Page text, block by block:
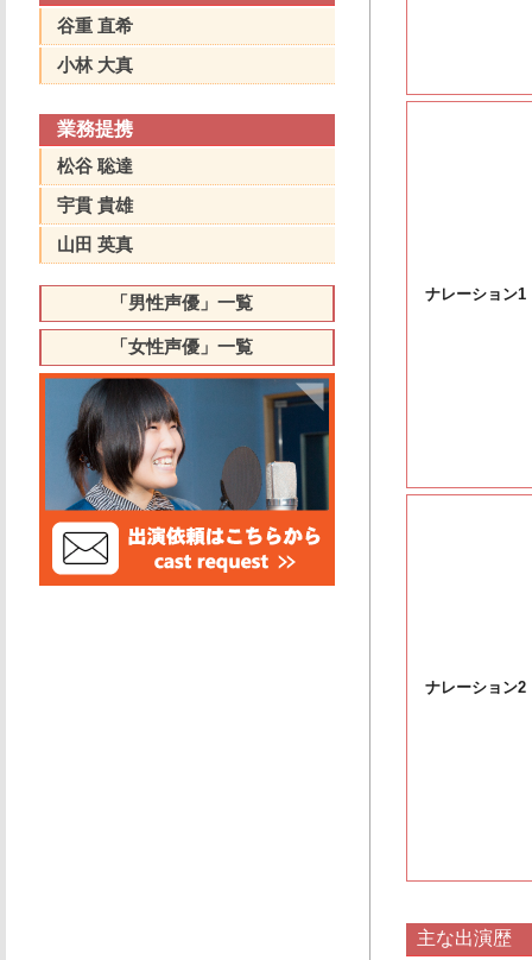
谷重 直希
小林 大真
業務提携
松谷 聡達
宇貫 貴雄
山田 英真
「男性声優」一覧
「女性声優」一覧
ナレーション1
ナレーション2
主な出演歴